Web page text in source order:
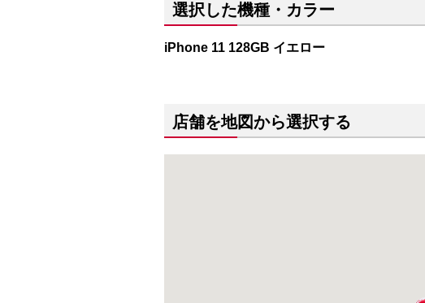
選択した機種・カラー
iPhone 11 128GB イエロー
店舗を地図から選択する